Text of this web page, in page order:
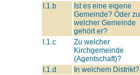
I.1.b
Ist es eine eigene
Gemeinde? Oder zu
welcher Gemeinde
gehört er?
I.1.c
Zu welcher
Kirchgemeinde
(Agentschaft)?
I.1.d
In welchem Distrikt?